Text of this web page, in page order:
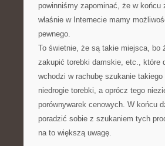
powinniśmy zapominać, że w końcu
właśnie w Internecie mamy
pewnego.
To świetnie, że są takie miejsca, bo
zakupić torebki damskie, etc., które
wchodzi w rachubę szukanie
niedrogie torebki, a oprócz tego
porównywarek cenowych. W końcu
poradzić sobie z szukaniem tych
na to większą uwagę.